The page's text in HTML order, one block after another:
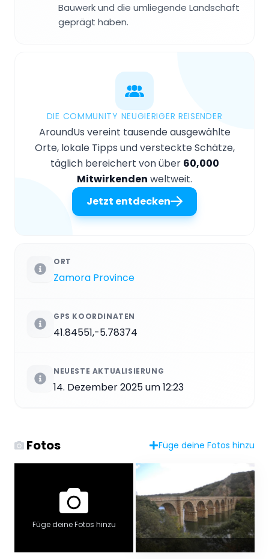
Bauwerk und die umliegende Landschaft
geprägt haben.
DIE COMMUNITY NEUGIERIGER REISENDER
AroundUs vereint tausende ausgewählte
Orte, lokale Tipps und versteckte Schätze,
täglich bereichert von über 60,000
Mitwirkenden weltweit.
Jetzt entdecken
ORT
Zamora Province
GPS KOORDINATEN
41.84551,-5.78374
NEUESTE AKTUALISIERUNG
14. Dezember 2025 um 12:23
Fotos Füge deine Fotos hinzu
Füge deine Fotos hinzu